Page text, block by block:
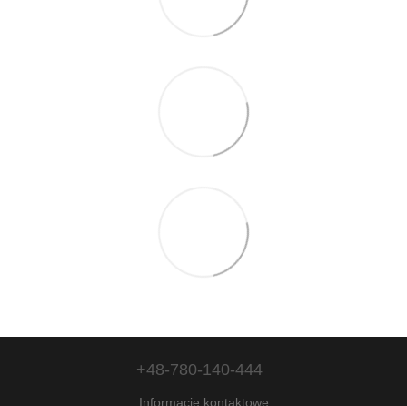
+48-780-140-444
Informacje kontaktowe